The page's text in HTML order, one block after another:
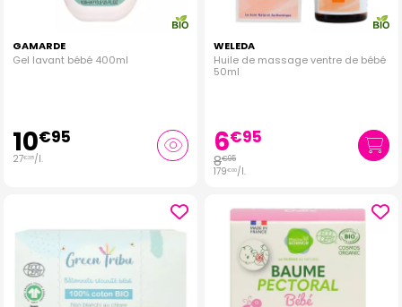
GAMARDE
Gel lavant bébé 400ml
10€95
27€38/l.
WELEDA
Huile de massage ventre de bébé
50ml
6€95
8€95
179€00/l.